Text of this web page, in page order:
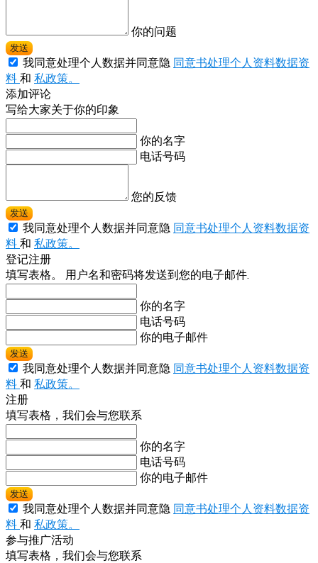
你的问题
发送
我同意处理个人数据并同意隐 同意书处理个人资料数据资
料 和 私政策。
添加评论
写给大家关于你的印象
你的名字
电话号码
您的反馈
发送
我同意处理个人数据并同意隐 同意书处理个人资料数据资
料 和 私政策。
登记注册
填写表格。 用户名和密码将发送到您的电子邮件.
你的名字
电话号码
你的电子邮件
发送
我同意处理个人数据并同意隐 同意书处理个人资料数据资
料 和 私政策。
注册
填写表格，我们会与您联系
你的名字
电话号码
你的电子邮件
发送
我同意处理个人数据并同意隐 同意书处理个人资料数据资
料 和 私政策。
参与推广活动
填写表格，我们会与您联系